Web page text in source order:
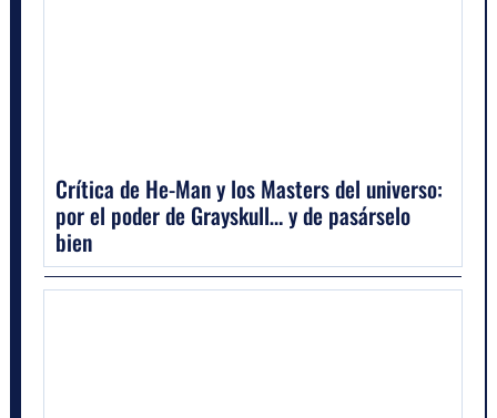
Crítica de He-Man y los Masters del universo:
por el poder de Grayskull… y de pasárselo
bien